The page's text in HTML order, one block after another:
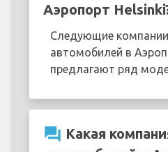
Аэропорт
Следующие
автомобилей в
предлагают ряд
question_answer Какая